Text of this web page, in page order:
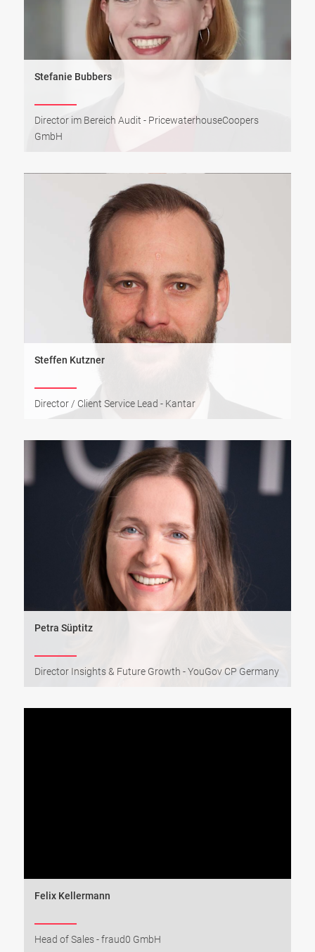
Stefanie Bubbers
Director im Bereich Audit - PricewaterhouseCoopers
GmbH
Steffen Kutzner
Director / Client Service Lead - Kantar
Petra Süptitz
Director Insights & Future Growth - YouGov CP Germany
Felix Kellermann
Head of Sales - fraud0 GmbH